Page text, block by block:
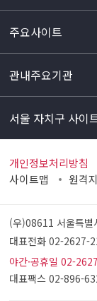
주요사이트
관내주요기관
서울 자치구 사이
개인정보처리방침
사이트맵
원격
(우)08611 서울특
대표전화 02-2627-
야간·공휴일 02-
대표팩스 02-896-